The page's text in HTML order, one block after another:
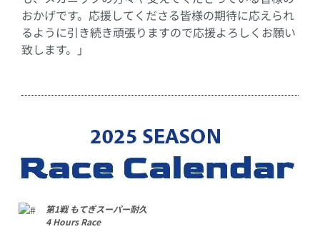
おかげです。応援してくださる皆様の期待に応えられ
るように引き続き頑張りますので応援よろしくお願い
致します。」
第1戦 もてぎスーパー耐久
4 Hours Race